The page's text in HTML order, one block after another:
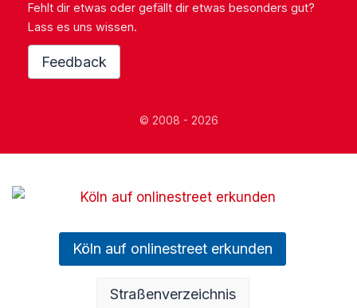
Fehlt dir etwas oder gefällt dir etwas besonders gut?
Lass es uns wissen.
Feedback
© 2008 - 2026
Köln auf onlinestreet erkunden
Straßenverzeichnis